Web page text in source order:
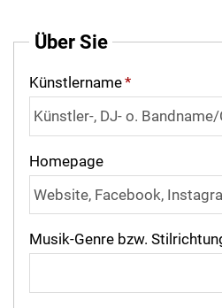
Über Sie
Künstlername*
Homepage
Musik-Genre bzw.